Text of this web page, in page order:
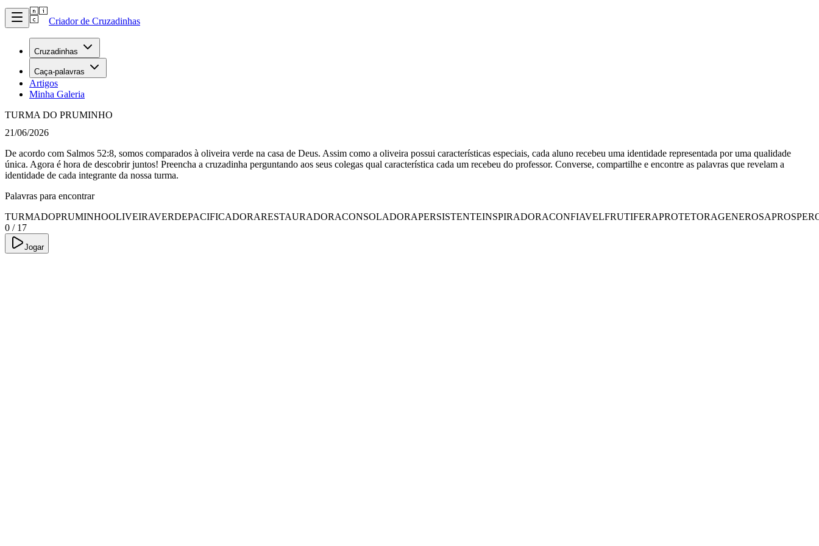
Criador de Cruzadinhas
Cruzadinhas
Caça-palavras
Artigos
Minha Galeria
TURMA DO PRUMINHO
21/06/2026
De acordo com Salmos 52:8, somos comparados à oliveira verde na casa de Deus. Assim como a oliveira possui características especiais, cada aluno recebeu uma identidade representada por uma qualidade
única. Agora é hora de descobrir juntos! Preencha a cruzadinha perguntando aos seus colegas qual característica cada um recebeu do professor. Converse, compartilhe e encontre as palavras que revelam a
identidade de cada integrante da nossa turma.
Palavras para encontrar
TURMADOPRUMINHOOLIVEIRAVERDEPACIFICADORARESTAURADORACONSOLADORAPERSISTENTEINSPIRADORACONFIAVELFRUTIFERAPROTETORAGENEROSA
0 / 17
Jogar